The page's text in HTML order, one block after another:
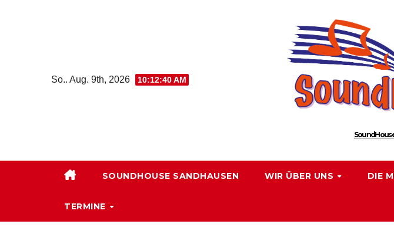
So.. Aug. 9th, 2026 10:12:40 AM
SOUNDHOUSE SANDHAUSEN WIR ÜBER UNS DIE
TERMINE